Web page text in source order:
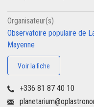
Organisateur(s)
Observatoire populaire de
Mayenne
Voir la fiche
+336 81 87 40 10